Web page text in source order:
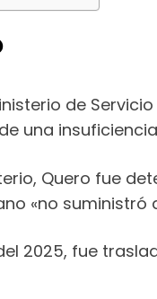
de
una
Quero fue
«no
2025, fue